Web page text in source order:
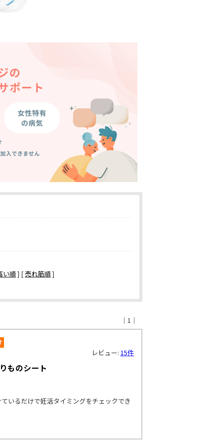
い順] [売れ筋順]
｜1｜
レビュー: 15件
ものシート
いるだけで妊活タイミングをチェックでき